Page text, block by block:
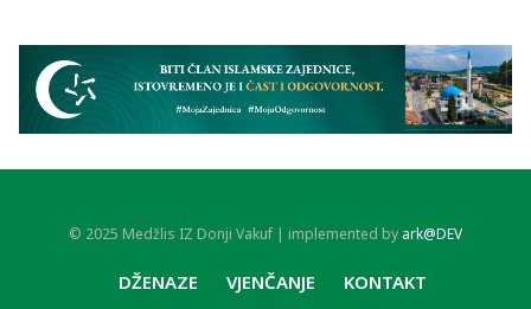
© 2025 Medžlis IZ Donji Vakuf | implemented by ark@DEV
DŽENAZE VJENČANJE KONTAKT